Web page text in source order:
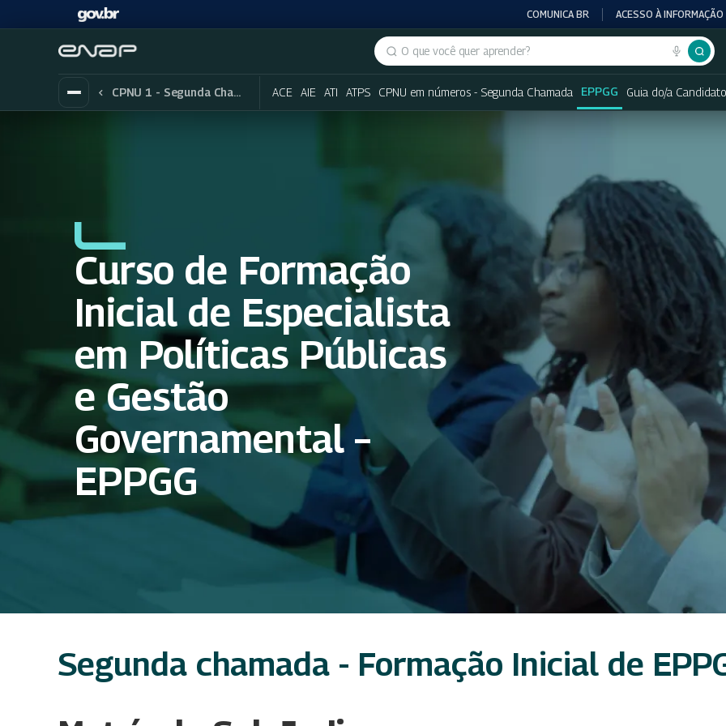
COMUNICA BR ACESSO À INFORMAÇÃO
Buscar no portal
CPNU 1 - Segunda Chamada ACE AIE ATI ATPS CPNU em números - Segunda Chamada EPPGG Guia do/a
Curso de Formação
Inicial de Especialista
em Políticas Públicas
e Gestão
Governamental –
EPPGG
Segunda chamada - Formação Inicial de